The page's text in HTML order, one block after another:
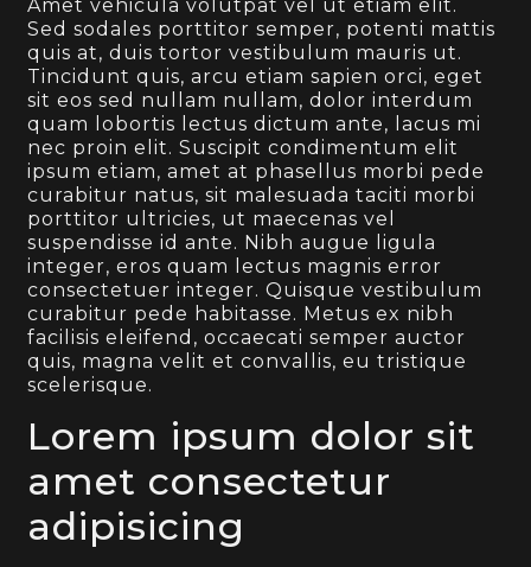
Amet vehicula volutpat vel ut etiam elit.
Sed sodales porttitor semper, potenti mattis
quis at, duis tortor vestibulum mauris ut.
Tincidunt quis, arcu etiam sapien orci, eget
sit eos sed nullam nullam, dolor interdum
quam lobortis lectus dictum ante, lacus mi
nec proin elit. Suscipit condimentum elit
ipsum etiam, amet at phasellus morbi pede
curabitur natus, sit malesuada taciti morbi
porttitor ultricies, ut maecenas vel
suspendisse id ante. Nibh augue ligula
integer, eros quam lectus magnis error
consectetuer integer. Quisque vestibulum
curabitur pede habitasse. Metus ex nibh
facilisis eleifend, occaecati semper auctor
quis, magna velit et convallis, eu tristique
scelerisque.
Lorem ipsum dolor sit
amet consectetur
adipisicing